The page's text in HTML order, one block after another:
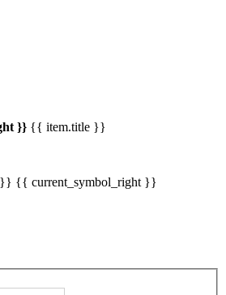
}} {{ item.title }}
}} {{ current_symbol_right }}